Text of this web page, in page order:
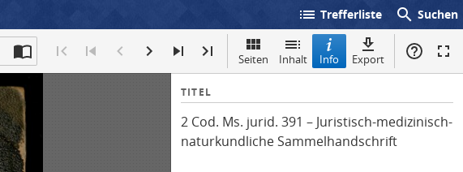
list Trefferliste search Suchen
Seiten Inhalt Info Export
I
f
o
TITEL
2 Cod. Ms. jurid. 391 – Juristisch-medizinisch-
naturkundliche Sammelhandschrift